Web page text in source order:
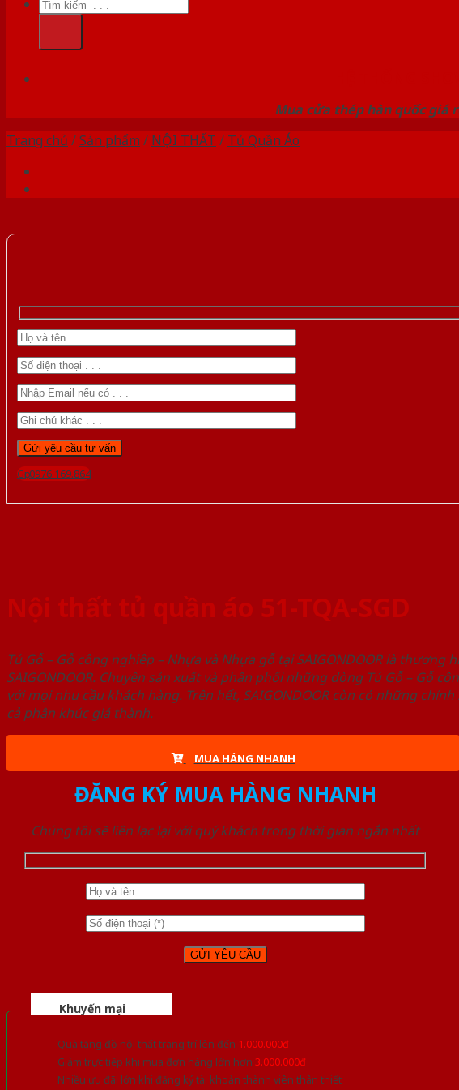
kiếm:
Mua cửa thép hàn quốc giá
Trang chủ /Sản phẩm / NỘI THẤT / Tủ Quần Áo
Gọi 0976.169.864
Nội thất tủ quần áo 51-TQA-SGD
Tủ Gỗ – Gỗ công nghiêp – Nhựa và Nhựa gỗ tại SAIGONDOOR là
SAIGONDOOR. Chuyên sản xuất và phân phối những dòng Tủ Gỗ – Gỗ
với mọi nhu cầu khách hàng. Trên hết, SAIGONDOOR còn có những
cả phân khúc giá thành.
MUA HÀNG NHANH
ĐĂNG KÝ MUA HÀNG NHANH
Chúng tôi sẽ liên lạc lại với quý khách trong thời gian ngắn nhất
Khuyến mại
Quà tặng đồ nội thất trang trí lên đến 1.000.000đ
Giảm trực tiếp khi mua đơn hàng lớn hơn 3.000.000đ
Nhiều ưu đãi lớn khi đăng ký tài khoản thành viên thân thiết